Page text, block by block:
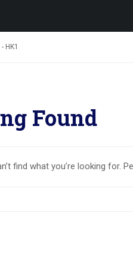
HK1
Found
find what you’re looking for.